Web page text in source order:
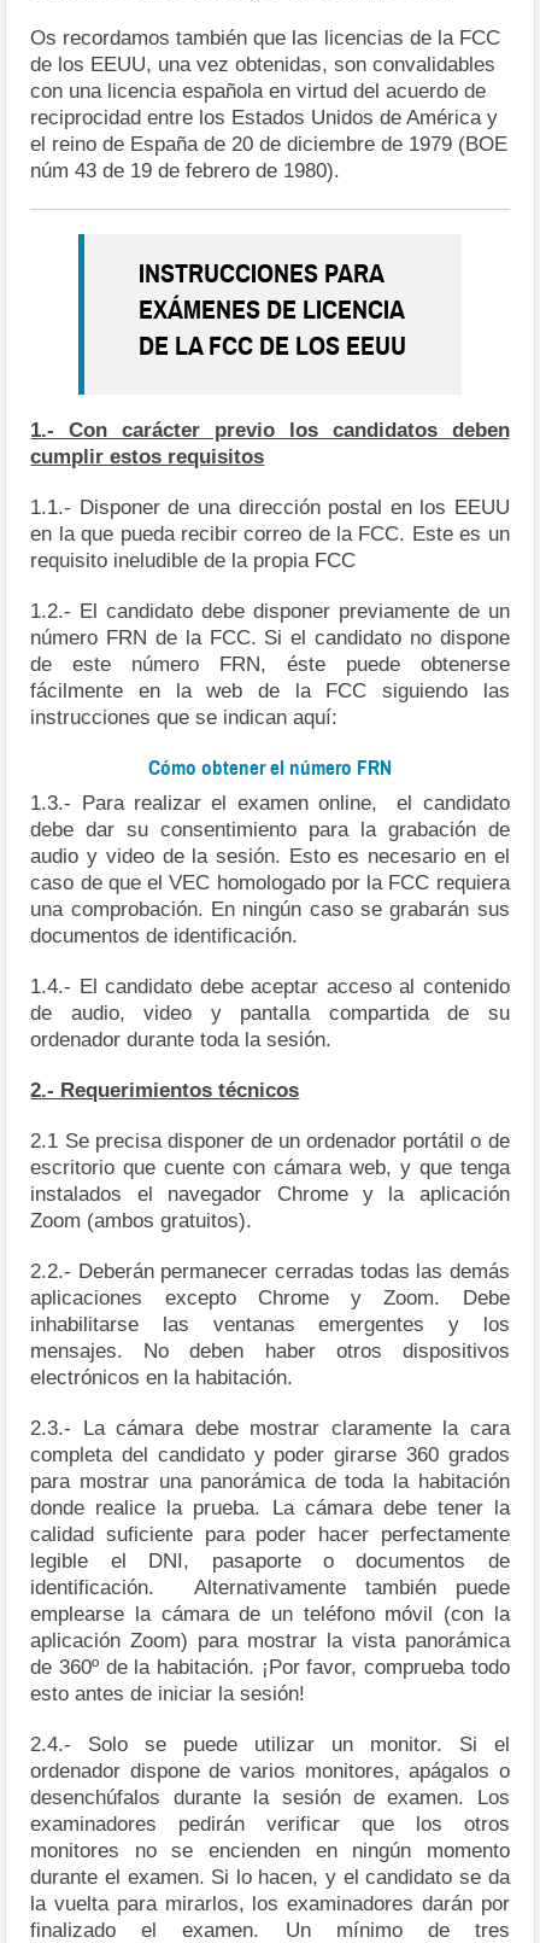
Os recordamos también que las licencias de la FCC
de los EEUU, una vez obtenidas, son convalidables
con una licencia española en virtud del acuerdo de
reciprocidad entre los Estados Unidos de América y
el reino de España de 20 de diciembre de 1979 (BOE
núm 43 de 19 de febrero de 1980).
INSTRUCCIONES PARA
EXÁMENES DE LICENCIA
DE LA FCC DE LOS EEUU
1.- Con carácter previo los candidatos deben
cumplir estos requisitos
1.1.- Disponer de una dirección postal en los EEUU
en la que pueda recibir correo de la FCC. Este es un
requisito ineludible de la propia FCC
1.2.- El candidato debe disponer previamente de un
número FRN de la FCC. Si el candidato no dispone
de este número FRN, éste puede obtenerse
fácilmente en la web de la FCC siguiendo las
instrucciones que se indican aquí:
Cómo obtener el número FRN
1.3.- Para realizar el examen online, el candidato
debe dar su consentimiento para la grabación de
audio y video de la sesión. Esto es necesario en el
caso de que el VEC homologado por la FCC requiera
una comprobación. En ningún caso se grabarán sus
documentos de identificación.
1.4.- El candidato debe aceptar acceso al contenido
de audio, video y pantalla compartida de su
ordenador durante toda la sesión.
2.- Requerimientos técnicos
2.1 Se precisa disponer de un ordenador portátil o de
escritorio que cuente con cámara web, y que tenga
instalados el navegador Chrome y la aplicación
Zoom (ambos gratuitos).
2.2.- Deberán permanecer cerradas todas las demás
aplicaciones excepto Chrome y Zoom. Debe
inhabilitarse las ventanas emergentes y los
mensajes. No deben haber otros dispositivos
electrónicos en la habitación.
2.3.- La cámara debe mostrar claramente la cara
completa del candidato y poder girarse 360 grados
para mostrar una panorámica de toda la habitación
donde realice la prueba. La cámara debe tener la
calidad suficiente para poder hacer perfectamente
legible el DNI, pasaporte o documentos de
identificación. Alternativamente también puede
emplearse la cámara de un teléfono móvil (con la
aplicación Zoom) para mostrar la vista panorámica
de 360º de la habitación. ¡Por favor, comprueba todo
esto antes de iniciar la sesión!
2.4.- Solo se puede utilizar un monitor. Si el
ordenador dispone de varios monitores, apágalos o
desenchúfalos durante la sesión de examen. Los
examinadores pedirán verificar que los otros
monitores no se encienden en ningún momento
durante el examen. Si lo hacen, y el candidato se da
la vuelta para mirarlos, los examinadores darán por
finalizado el examen. Un mínimo de tres